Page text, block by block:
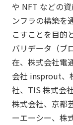
や NFT などの
ンフラの構築を
こすことを目的
バリデータ（ブ
在、株式会社電
会社 insprout、
社、TIS 株式会
株式会社、京都
ーエーシー、株